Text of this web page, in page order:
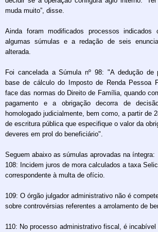
muda muito”, disse.
Ainda foram modificados processos indicados
algumas súmulas e a redação de seis
alterada.
Foi cancelada a Súmula nº 98: "A dedução de
base de cálculo do Imposto de Renda Pessoa
face das normas do Direito de Família, quando
pagamento e a obrigação decorra de
homologado judicialmente, bem como, a partir de
de escritura pública que especifique o valor da
deveres em prol do beneficiário".
Seguem abaixo as súmulas aprovadas na íntegra:
108: Incidem juros de mora calculados a taxa
correspondente à multa de ofício.
109: O órgão julgador administrativo não é
sobre controvérsias referentes a arrolamento de
110: No processo administrativo fiscal, é